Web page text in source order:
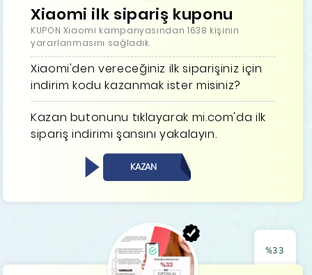
Xiaomi ilk sipariş kuponu
KUPON Xiaomi kampanyasından 1638 kişinin
yararlanmasını sağladık.
Xiaomi'den vereceğiniz ilk siparişiniz için
indirim kodu kazanmak ister misiniz?
Kazan butonunu tıklayarak mi.com'da ilk
sipariş indirimi şansını yakalayın.
KAZAN
%33